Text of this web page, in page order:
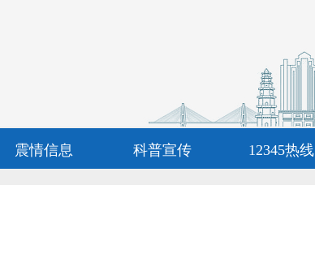
震情信息 科普宣传 12345热线